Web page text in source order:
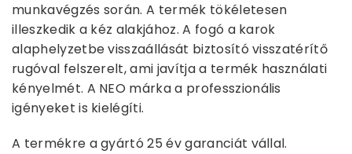
munkavégzés során. A termék tökéletesen
illeszkedik a kéz alakjához. A fogó a karok
alaphelyzetbe visszaállását biztosító visszatérítő
rugóval felszerelt, ami javítja a termék használati
kényelmét. A NEO márka a professzionális
igényeket is kielégíti.
A termékre a gyártó 25 év garanciát vállal.